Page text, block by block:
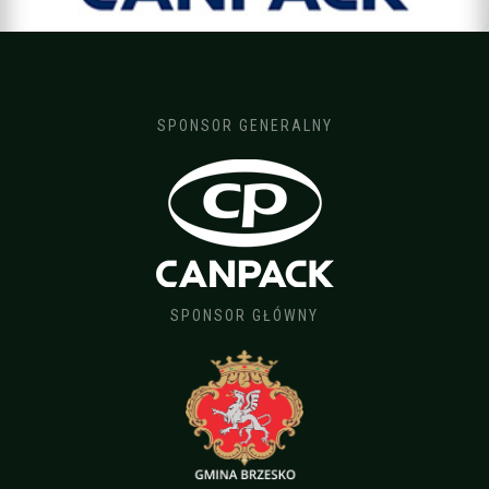
SPONSOR GENERALNY
SPONSOR GŁÓWNY